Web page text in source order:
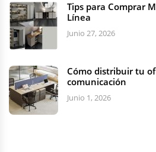
Tips para Comprar
Línea
Junio 27, 2026
Cómo distribuir tu
comunicación
Junio 1, 2026